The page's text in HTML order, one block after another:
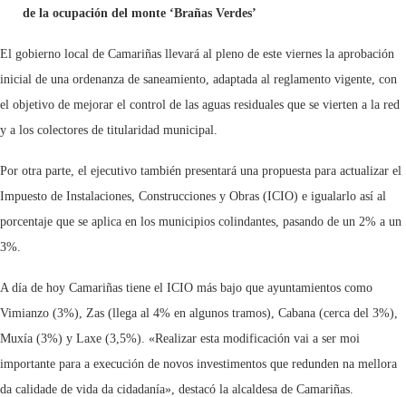
de la ocupación del monte ‘Brañas Verdes’
El gobierno local de Camariñas llevará al pleno de este viernes la aprobación
inicial de una ordenanza de saneamiento, adaptada al reglamento vigente, con
el objetivo de mejorar el control de las aguas residuales que se vierten a la red
y a los colectores de titularidad municipal.
Por otra parte, el ejecutivo también presentará una propuesta para actualizar el
Impuesto de Instalaciones, Construcciones y Obras (ICIO) e igualarlo así al
porcentaje que se aplica en los municipios colindantes, pasando de un 2% a un
3%.
A día de hoy Camariñas tiene el ICIO más bajo que ayuntamientos como
Vimianzo (3%), Zas (llega al 4% en algunos tramos), Cabana (cerca del 3%),
Muxía (3%) y Laxe (3,5%). «Realizar esta modificación vai a ser moi
importante para a execución de novos investimentos que redunden na mellora
da calidade de vida da cidadanía», destacó la alcaldesa de Camariñas.